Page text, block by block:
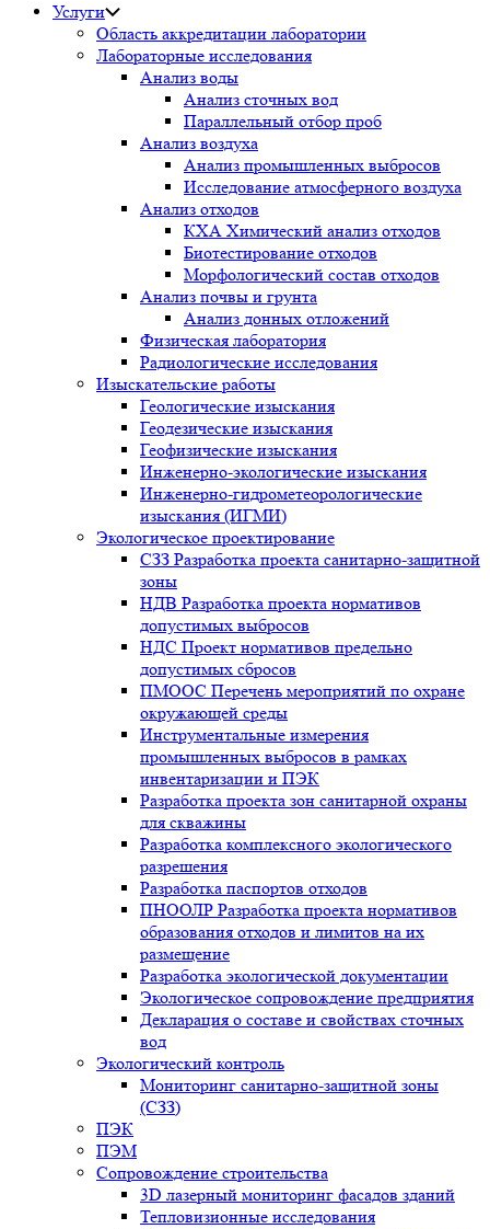
Услуги
Область аккредитации лаборатории
Лабораторные исследования
Анализ воды
Анализ сточных вод
Параллельный отбор проб
Анализ воздуха
Анализ промышленных выбросов
Исследование атмосферного воздуха
Анализ отходов
КХА Химический анализ отходов
Биотестирование отходов
Морфологический состав отходов
Анализ почвы и грунта
Анализ донных отложений
Физическая лаборатория
Радиологические исследования
Изыскательские работы
Геологические изыскания
Геодезические изыскания
Геофизические изыскания
Инженерно-экологические изыскания
Инженерно-гидрометеорологические
изыскания (ИГМИ)
Экологическое проектирование
СЗЗ Разработка проекта санитарно-защитной
зоны
НДВ Разработка проекта нормативов
допустимых выбросов
НДС Проект нормативов предельно
допустимых сбросов
ПМООС Перечень мероприятий по охране
окружающей среды
Инструментальные измерения
промышленных выбросов в рамках
инвентаризации и ПЭК
Разработка проекта зон санитарной охраны
для скважины
Разработка комплексного экологического
разрешения
Разработка паспортов отходов
ПНООЛР Разработка проекта нормативов
образования отходов и лимитов на их
размещение
Разработка экологической документации
Экологическое сопровождение предприятия
Декларация о составе и свойствах сточных
вод
Экологический контроль
Мониторинг санитарно-защитной зоны
(СЗЗ)
ПЭК
ПЭМ
Сопровождение строительства
3D лазерный мониторинг фасадов зданий
Тепловизионные исследования